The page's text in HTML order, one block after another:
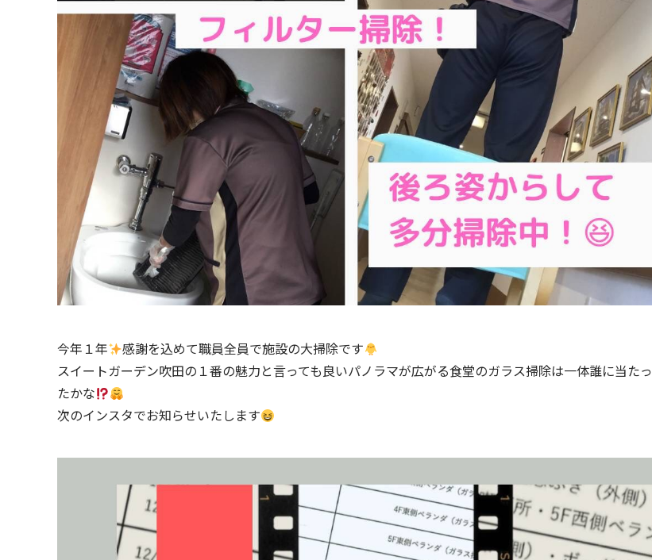
今年１年
感謝を込めて職員全員で施設の大掃除です
スイートガーデン吹田の１番の魅力と言っても良いパノラマが広がる食堂のガラス掃除は一体誰に当たっ
たかな
次のインスタでお知らせいたします